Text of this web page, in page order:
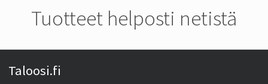
Tuotteet helposti netistä
Taloosi.fi